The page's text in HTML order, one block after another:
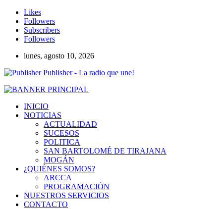
Likes
Followers
Subscribers
Followers
lunes, agosto 10, 2026
Publisher - La radio que une!
INICIO
NOTICIAS
ACTUALIDAD
SUCESOS
POLITICA
SAN BARTOLOMÉ DE TIRAJANA
MOGÁN
¿QUIÉNES SOMOS?
ARCCA
PROGRAMACIÓN
NUESTROS SERVICIOS
CONTACTO